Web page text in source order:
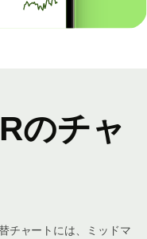
のチャ
チャートには、ミッドマ